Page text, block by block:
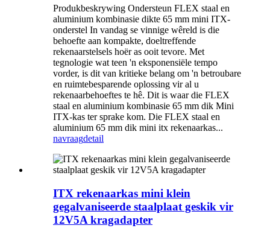
Produkbeskrywing Ondersteun FLEX staal en
aluminium kombinasie dikte 65 mm mini ITX-
onderstel In vandag se vinnige wêreld is die
behoefte aan kompakte, doeltreffende
rekenaarstelsels hoër as ooit tevore. Met
tegnologie wat teen 'n eksponensiële tempo
vorder, is dit van kritieke belang om 'n betroubare
en ruimtebesparende oplossing vir al u
rekenaarbehoeftes te hê. Dit is waar die FLEX
staal en aluminium kombinasie 65 mm dik Mini
ITX-kas ter sprake kom. Die FLEX staal en
aluminium 65 mm dik mini itx rekenaarkas...
navraagdetail
ITX rekenaarkas mini klein
gegalvaniseerde staalplaat geskik vir
12V5A kragadapter